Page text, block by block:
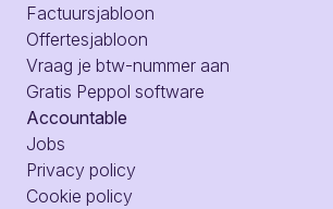
Factuursjabloon
Offertesjabloon
Vraag je btw-nummer aan
Gratis Peppol software
Accountable
Jobs
Privacy policy
Cookie policy